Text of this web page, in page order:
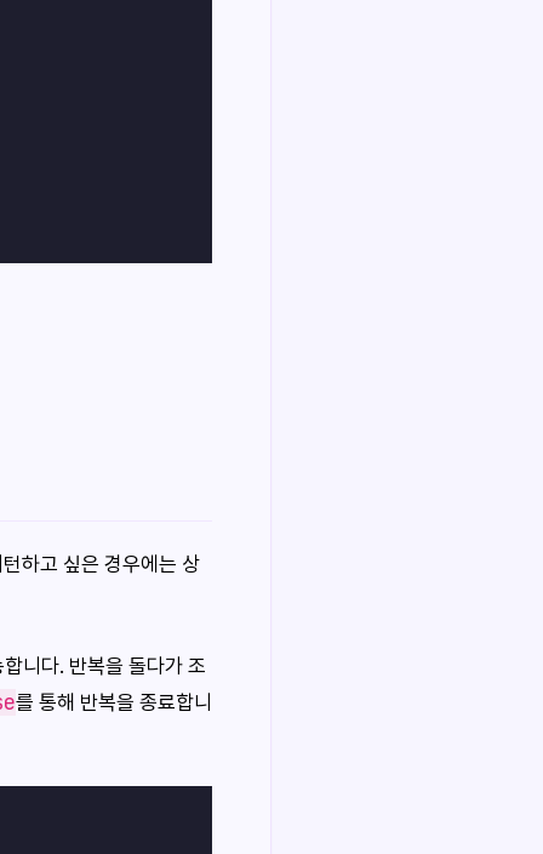
하고 싶은 경우에는 상
니다. 반복을 돌다가 조
를 통해 반복을 종료합니